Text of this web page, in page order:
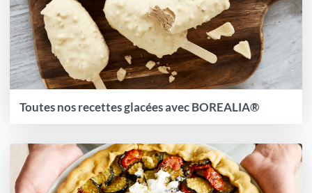
Toutes nos recettes glacées avec BOREALIA®